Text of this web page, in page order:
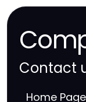
Contact
Home Page